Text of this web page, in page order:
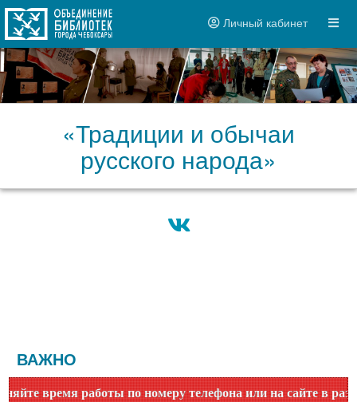
Личный кабинет
«Традиции и обычаи
русского народа»
ВАЖНО
работы по номеру телефона или на сайте в разделе